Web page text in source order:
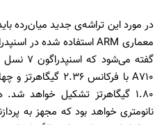
در مورد این تراشه‌ی جدید میان‌رده